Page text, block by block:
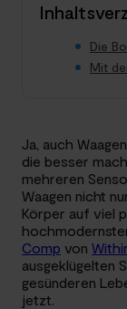
Die
Mit
Ja, auch
die besser
mehreren
Waagen nicht
Körper auf viel
Comp von
ausgeklügelten
gesünderen
jetzt.